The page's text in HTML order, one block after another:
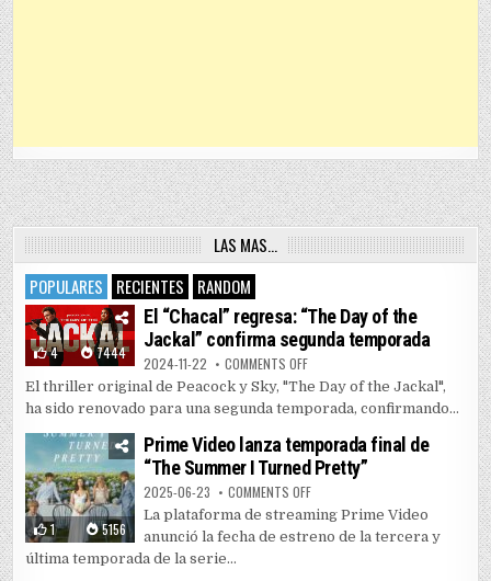
LAS MAS…
POPULARES
RECIENTES RANDOM
4 7444
El “Chacal” regresa: “The Day of the
Jackal” confirma segunda temporada
2024-11-22 COMMENTS OFFON EL “CHACAL” REGRESA: “THE
El thriller original de Peacock y Sky, "The Day of the Jackal",
ha sido renovado para una segunda temporada, confirmando...
1 5156
Prime Video lanza temporada final de
“The Summer I Turned Pretty”
2025-06-23 COMMENTS OFFON PRIME VIDEO LANZA
La plataforma de streaming Prime Video
anunció la fecha de estreno de la tercera y
última temporada de la serie...